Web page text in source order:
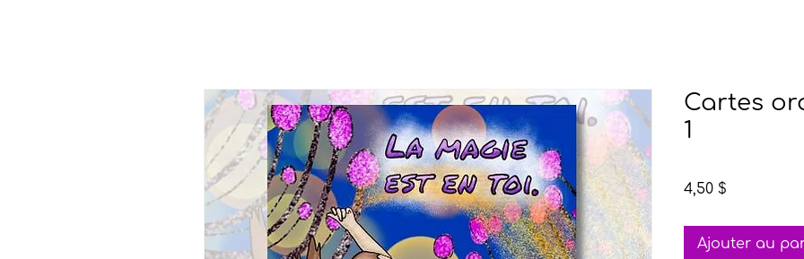
Cartes
1
4,50 $
Ajouter au